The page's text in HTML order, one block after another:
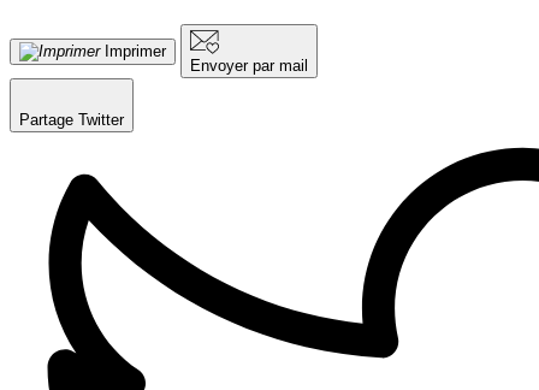
Imprimer
Envoyer par mail
Partage Twitter